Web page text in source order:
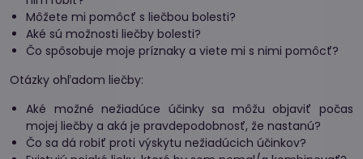
Môžete mi pomôcť s liečbou bolesti?
Aké sú možnosti liečby bolesti?
Čo spôsobuje moje príznaky a viete mi s nimi pomôcť?
Otázky ohľadom liečby:
Aké možné nežiadúce účinky sa môžu objaviť počas
mojej liečby a aká je pravdepodobnosť, že nastanú?
Čo sa dá robiť proti výskytu nežiadúcich účinkov?